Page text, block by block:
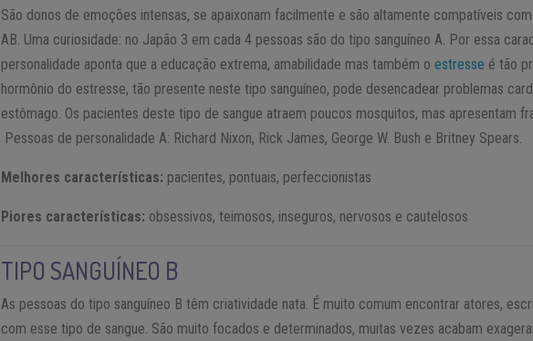
São donos de emoções intensas, se apaixonam facilmente e são altamente compatíveis
AB. Uma curiosidade: no Japão 3 em cada 4 pessoas são do tipo sanguíneo A. Por essa
personalidade aponta que a educação extrema, amabilidade mas também oestresse é tão
hormônio do estresse, tão presente neste tipo sanguíneo, pode desencadear problemas
estômago. Os pacientes deste tipo de sangue atraem poucos mosquitos, mas apresentam
Pessoas de personalidade A: Richard Nixon, Rick James, George W. Bush e Britney Spears.
Melhores características: pacientes, pontuais, perfeccionistas
Piores características: obsessivos, teimosos, inseguros, nervosos e cautelosos
TIPO SANGUÍNEO B
As pessoas do tipo sanguíneo B têm criatividade nata. É muito comum encontrar atores,
com esse tipo de sangue. São muito focados e determinados, muitas vezes acabam